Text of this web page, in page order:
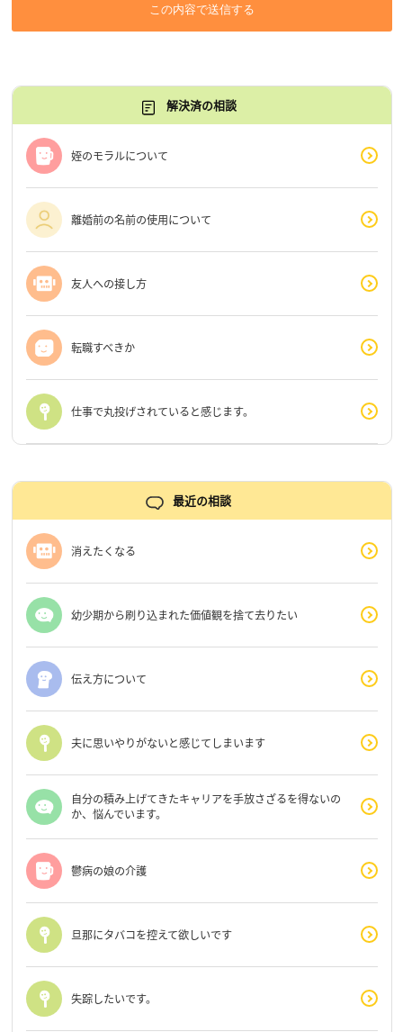
この内容で送信する
解決済の相談
姪のモラルについて
離婚前の名前の使用について
友人への接し方
転職すべきか
仕事で丸投げされていると感じます。
最近の相談
消えたくなる
幼少期から刷り込まれた価値観を捨て去りたい
伝え方について
夫に思いやりがないと感じてしまいます
自分の積み上げてきたキャリアを手放さざるを得ないの
か、悩んでいます。
鬱病の娘の介護
旦那にタバコを控えて欲しいです
失踪したいです。